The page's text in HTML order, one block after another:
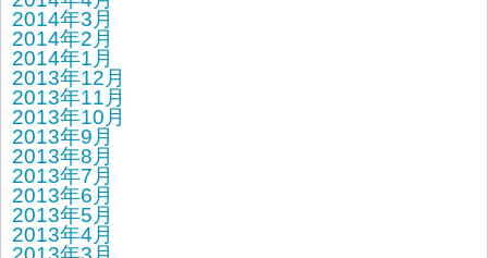
2014年3月
2014年2月
2014年1月
2013年12月
2013年11月
2013年10月
2013年9月
2013年8月
2013年7月
2013年6月
2013年5月
2013年4月